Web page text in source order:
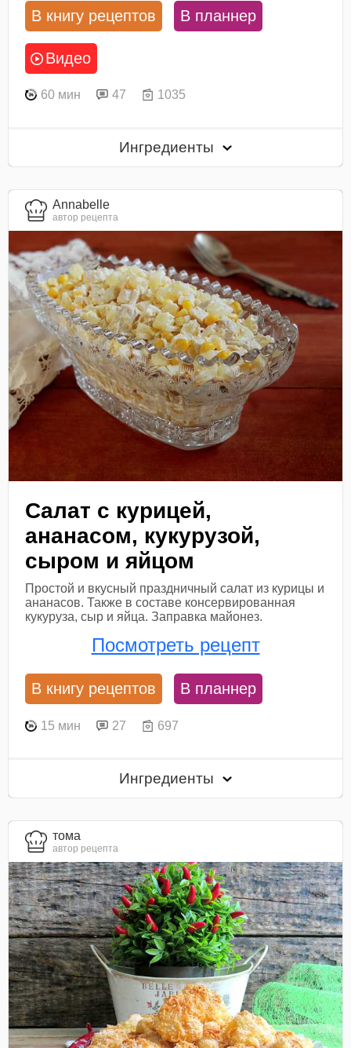
В книгу рецептов В планнер
Видео
60 мин 47 1035
Ингредиенты
Annabelle
автор рецепта
Салат с курицей,
ананасом, кукурузой,
сыром и яйцом
Простой и вкусный праздничный салат из курицы и
ананасов. Также в составе консервированная
кукуруза, сыр и яйца. Заправка майонез.
Посмотреть рецепт
В книгу рецептов В планнер
15 мин 27 697
Ингредиенты
тома
автор рецепта